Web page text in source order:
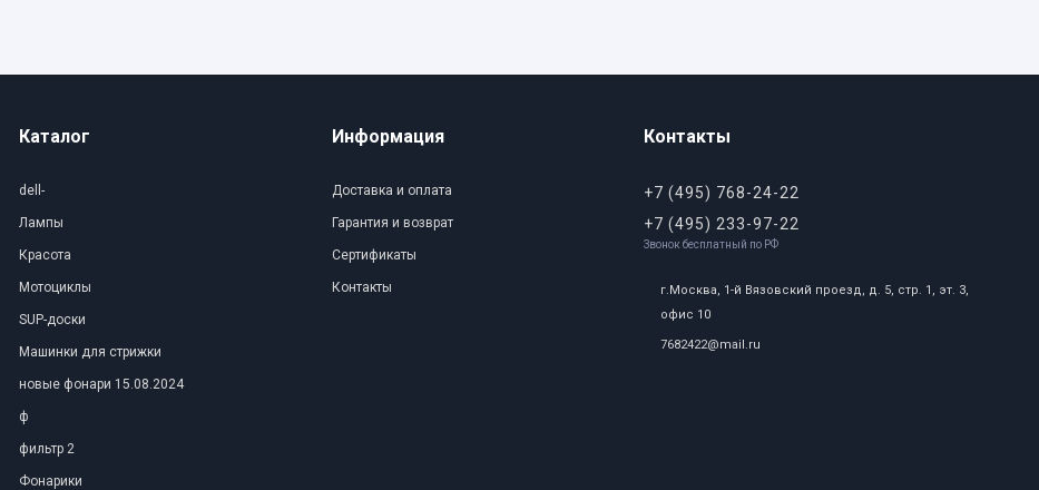
Каталог
dell-
Лампы
Красота
Мотоциклы
SUP-доски
Машинки для стрижки
новые фонари 15.08.2024
ф
фильтр 2
Фонарики
Информация
Доставка и оплата
Гарантия и возврат
Сертификаты
Контакты
Контакты
+7 (495) 768-24-22
+7 (495) 233-97-22
Звонок бесплатный по РФ
г.Москва, 1-й Вязовский проезд, д. 5, стр. 1, эт. 3,
офис 10
7682422@mail.ru